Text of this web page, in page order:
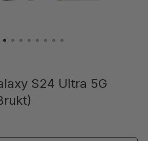
S24 Ultra 5G